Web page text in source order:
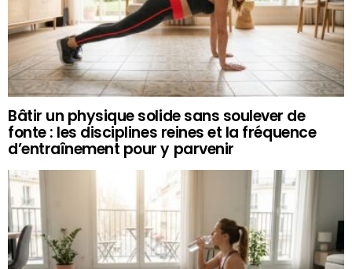
Bâtir un physique solide sans soulever de
fonte : les disciplines reines et la fréquence
d’entraînement pour y parvenir